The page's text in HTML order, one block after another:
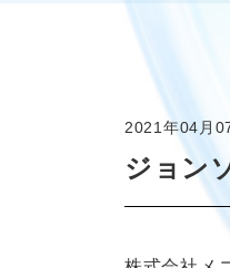
2021年04月
ジョン